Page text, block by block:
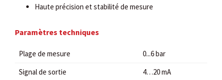
Haute précision et stabilité de mesure
Paramètres techniques
Plage de mesure
0...6 bar
Signal de sortie
4…20 mA